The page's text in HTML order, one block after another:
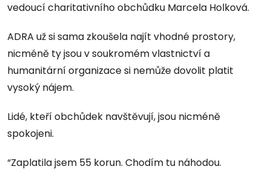
vedoucí charitativního obchůdku Marcela Holková.
ADRA už si sama zkoušela najít vhodné prostory,
nicméně ty jsou v soukromém vlastnictví a
humanitární organizace si nemůže dovolit platit
vysoký nájem.
Lidé, kteří obchůdek navštěvují, jsou nicméně
spokojeni.
“Zaplatila jsem 55 korun. Chodím tu náhodou.